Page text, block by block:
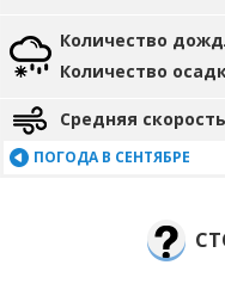
Количество
Количество
Средняя
ПОГОДА В СЕНТЯБРЕ